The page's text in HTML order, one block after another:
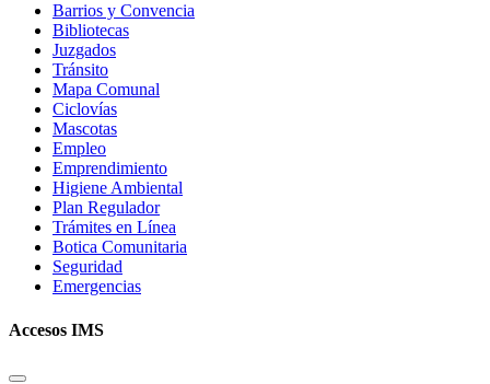
Barrios y Convencia
Bibliotecas
Juzgados
Tránsito
Mapa Comunal
Ciclovías
Mascotas
Empleo
Emprendimiento
Higiene Ambiental
Plan Regulador
Trámites en Línea
Botica Comunitaria
Seguridad
Emergencias
Accesos IMS